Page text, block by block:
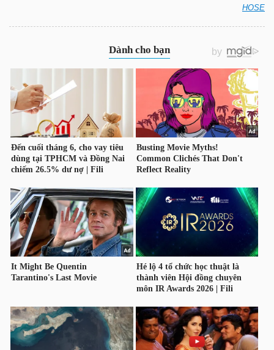
HOSE
ĐÔNG
DƯƠNG
CHÍNH
CÁ
NHÂN
VIETSTOCKFINANCE